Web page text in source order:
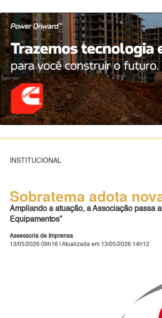
INSTITUCIONAL
Sobratema adota
Ampliando a atuação, a Associação passa
Equipamentos”
Assessoria de Imprensa
13/05/2026 09h16 | Atualizada em 13/05/2026 14h12